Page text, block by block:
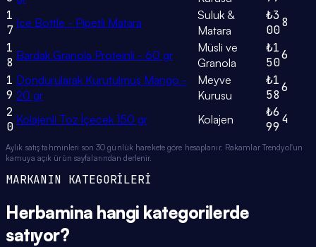
1
7 Ice Bottle - Pipetli Matara
Suluk &
Matara
₺3
00
8
1
8 Bardak Granola Proteinli - 60 gr
Müsli ve
Granola
₺1
50
6
1
9
Dondurularak Kurutulmuş Mango -
20 gr
Meyve
Kurusu
₺1
58
6
2
0 Kolajenli Toz İçecek 150 gr Kolajen
₺6
99
4
Aylık satış tahminleri son 30 günlük harekete göre hesaplanır. Rakamlar Trendyol'un
kamuya açık ürün sayfalarından derlenir.
MARKANIN KATEGORİLERİ
Herbamina hangi kategorilerde
satıyor?